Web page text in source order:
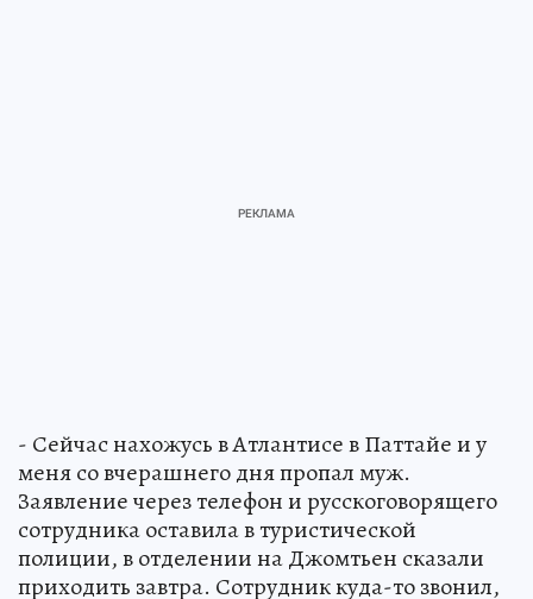
- Сейчас нахожусь в Атлантисе в Паттайе и у
меня со вчерашнего дня пропал муж.
Заявление через телефон и русскоговорящего
сотрудника оставила в туристической
полиции, в отделении на Джомтьен сказали
приходить завтра. Сотрудник куда-то звонил,